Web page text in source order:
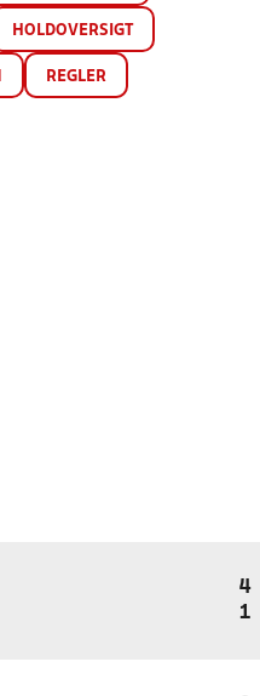
HOLDOVERSIGT
REGLER
4
1